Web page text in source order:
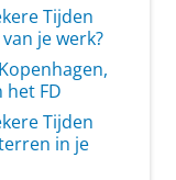
Tijden
je werk?
het FD
Tijden
in je